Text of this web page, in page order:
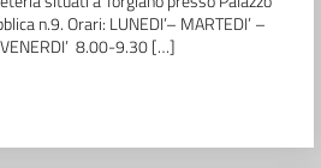
n.9. Orari: LUNEDI’– MARTEDI’ –
VENERDI’ 8.00-9.30 […]